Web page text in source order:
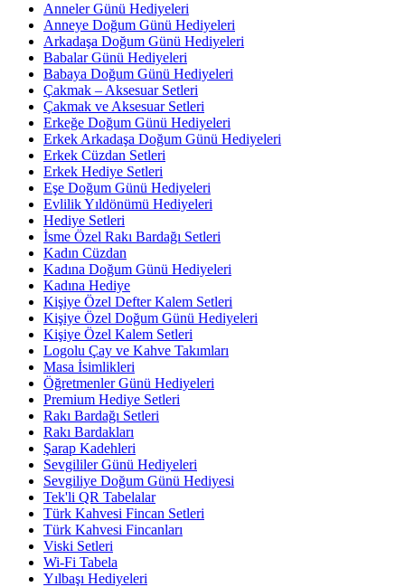
Anneler Günü Hediyeleri
Anneye Doğum Günü Hediyeleri
Arkadaşa Doğum Günü Hediyeleri
Babalar Günü Hediyeleri
Babaya Doğum Günü Hediyeleri
Çakmak – Aksesuar Setleri
Çakmak ve Aksesuar Setleri
Erkeğe Doğum Günü Hediyeleri
Erkek Arkadaşa Doğum Günü Hediyeleri
Erkek Cüzdan Setleri
Erkek Hediye Setleri
Eşe Doğum Günü Hediyeleri
Evlilik Yıldönümü Hediyeleri
Hediye Setleri
İsme Özel Rakı Bardağı Setleri
Kadın Cüzdan
Kadına Doğum Günü Hediyeleri
Kadına Hediye
Kişiye Özel Defter Kalem Setleri
Kişiye Özel Doğum Günü Hediyeleri
Kişiye Özel Kalem Setleri
Logolu Çay ve Kahve Takımları
Masa İsimlikleri
Öğretmenler Günü Hediyeleri
Premium Hediye Setleri
Rakı Bardağı Setleri
Rakı Bardakları
Şarap Kadehleri
Sevgililer Günü Hediyeleri
Sevgiliye Doğum Günü Hediyesi
Tek'li QR Tabelalar
Türk Kahvesi Fincan Setleri
Türk Kahvesi Fincanları
Viski Setleri
Wi-Fi Tabela
Yılbaşı Hediyeleri